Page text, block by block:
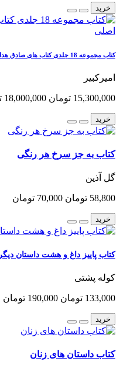
خرید
کتاب مجموعه 18 جلدی کتاب های صادق هدایت چاپ افست اصلی
امیرکبیر
15,300,000 تومان 18,000,000 تومان
خرید
کتاب به جز سرخ هر رنگی
گل آذین
58,800 تومان 70,000 تومان
خرید
کتاب پاییز داغ و هشت داستان دیگر
کوله پشتی
133,000 تومان 190,000 تومان
خرید
کتاب داستان های زنان